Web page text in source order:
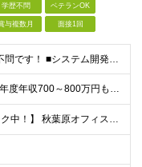
学歴不問 ベテランOK
与複数月 面接1回
★PMやPdMの経験は不問です！ ■システム開発においてリーダーなどマネジメント経験をお持ちの方 ■学歴不問 ≪こんな方はぜびご応募ください≫ □リーダー経験を活かしてステップアップしたい □管理
★前職給与保証 ★初年度年収700～800万円も可能 月給50万円～90万円＋賞与年2回＋各種手当 ◎スキルや経験などを考慮。前職から給与アップをお約束します！ ◎上記月給には固定残業代30時間分
【98％がリモートワーク中！】 秋葉原オフィス、または福岡オフィス ※転勤はありません ＜本社＞ 東京都台東区台東4-14-7 日警東京ビル5F ＜福岡営業所＞ 福岡県福岡市博多区博多駅前1-2